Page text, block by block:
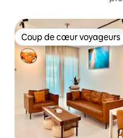
Coup de cœur voyageurs
Coup de cœur voyageurs